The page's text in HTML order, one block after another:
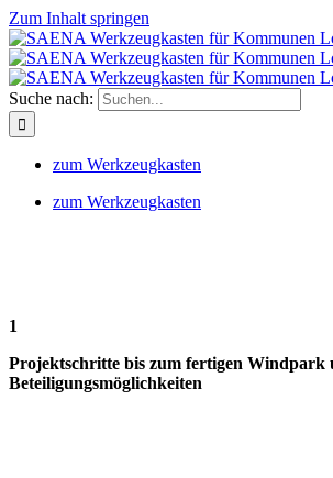
Zum Inhalt springen
Suche nach:
zum Werkzeugkasten
zum Werkzeugkasten
1
Projektschritte bis zum fertigen Windpark
Beteiligungsmöglichkeiten